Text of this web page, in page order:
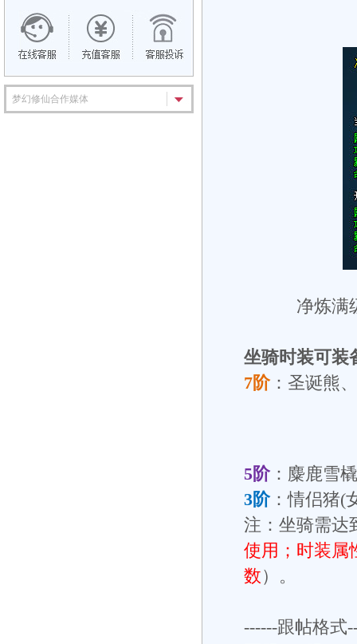
梦幻修仙合作媒体
净炼满
坐骑时装可装
7阶：圣诞熊
5阶：麋鹿雪
3阶：情侣猪(
注：坐骑需达
使用； 时装属
数）。
------跟帖格式